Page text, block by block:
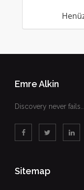
Emre Alkin
Discovery never fails...
Sitemap